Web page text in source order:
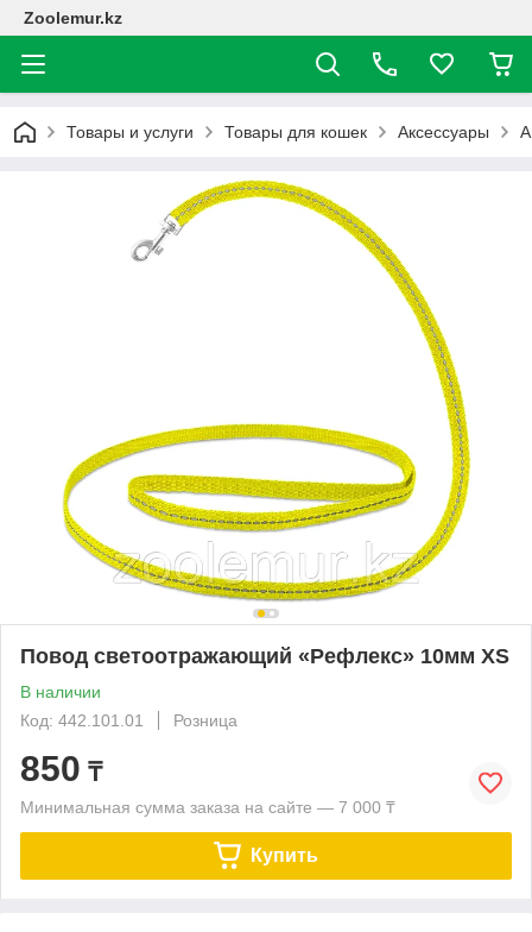
Zoolemur.kz
Товары и услуги Товары для кошек Аксессуары
Повод светоотражающий «Рефлекс» 10мм XS
В наличии
Код: 442.101.01
Розница
850 ₸
Минимальная сумма заказа на сайте — 7 000 ₸
Купить